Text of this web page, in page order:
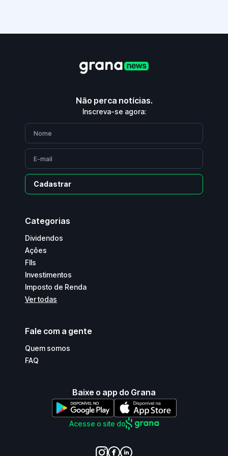
Não perca notícias.
Inscreva-se agora:
Cadastrar
Categorias
Dividendos
Ações
FIIs
Investimentos
Imposto de Renda
Ver todas
Fale com a gente
Quem somos
FAQ
Baixe o app do Grana
Acesse o site do